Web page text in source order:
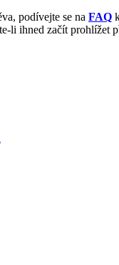
podívejte se na FAQ
li ihned začít prohlížet